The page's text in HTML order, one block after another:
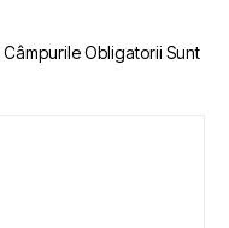
Câmpurile Obligatorii Sunt